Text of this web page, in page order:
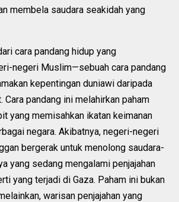
membela saudara seakidah yang
cara pandang hidup yang
negeri Muslim—sebuah cara pandang
kepentingan duniawi daripada
Cara pandang ini melahirkan paham
yang memisahkan ikatan keimanan
negara. Akibatnya, negeri-negeri
bergerak untuk menolong saudara-
yang sedang mengalami penjajahan
yang terjadi di Gaza. Paham ini bukan
warisan penjajahan yang